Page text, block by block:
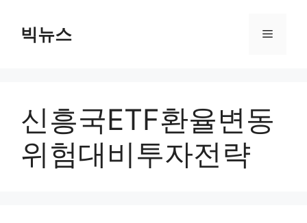
빅뉴스 메
신흥국ETF환율변동
위험대비투자전략